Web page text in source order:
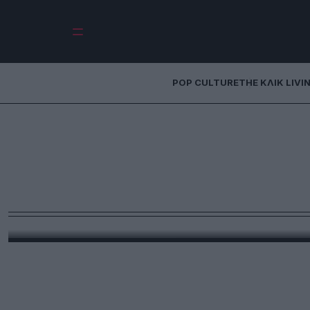
POP CULTURETHE ΚΛΙΚ
δονήσεις: Όταν
τη Δρ
εξτρίμ σπορ… Το κείμενο